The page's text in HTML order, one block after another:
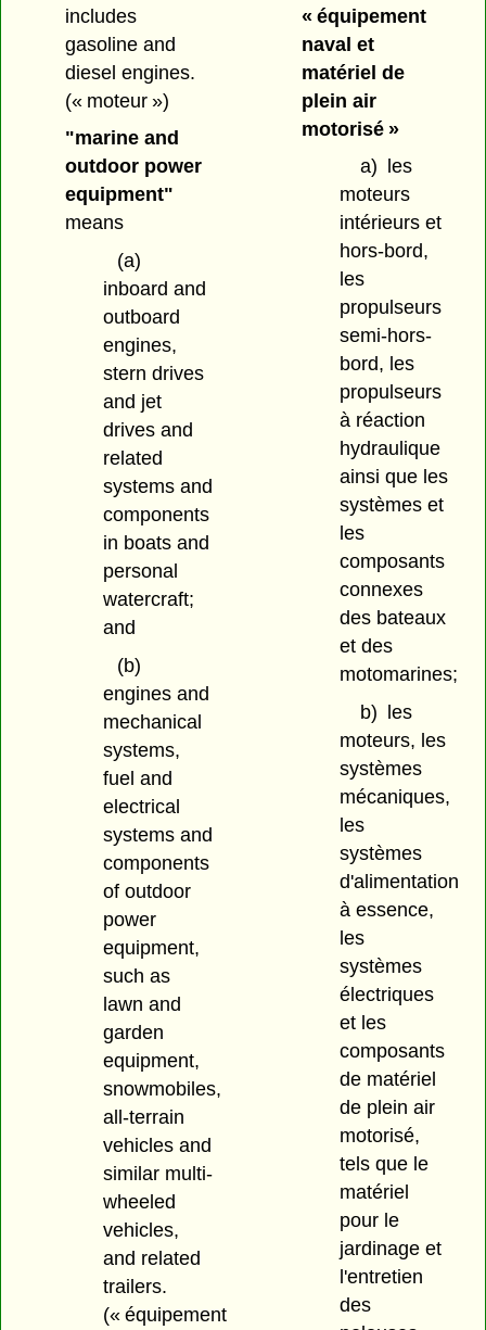
includes
gasoline and
diesel engines.
(« moteur »)
"marine and
outdoor power
equipment"
means
(a)
inboard and
outboard
engines,
stern drives
and jet
drives and
related
systems and
components
in boats and
personal
watercraft;
and
(b)
engines and
mechanical
systems,
fuel and
electrical
systems and
components
of outdoor
power
equipment,
such as
lawn and
garden
equipment,
snowmobiles,
all-terrain
vehicles and
similar multi-
wheeled
vehicles,
and related
trailers.
(« équipement
« équipement
naval et
matériel de
plein air
motorisé »
a)
les
moteurs
intérieurs et
hors-bord,
les
propulseurs
semi-hors-
bord, les
propulseurs
à réaction
hydraulique
ainsi que les
systèmes et
les
composants
connexes
des bateaux
et des
motomarines;
b)
les
moteurs, les
systèmes
mécaniques,
les
systèmes
d'alimentation
à essence,
les
systèmes
électriques
et les
composants
de matériel
de plein air
motorisé,
tels que le
matériel
pour le
jardinage et
l'entretien
des